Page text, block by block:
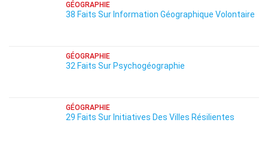
GÉOGRAPHIE
38 Faits Sur Information Géographique Volontaire
GÉOGRAPHIE
32 Faits Sur Psychogéographie
GÉOGRAPHIE
29 Faits Sur Initiatives Des Villes Résilientes